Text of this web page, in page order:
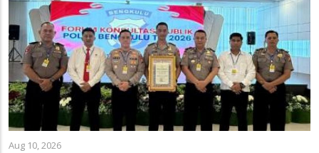
Aug 10, 2026